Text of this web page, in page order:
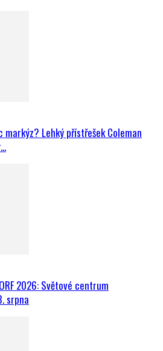
markýz? Lehký přístřešek Coleman
2026: Světové centrum
srpna